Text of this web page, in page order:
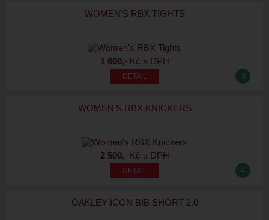
WOMEN'S RBX TIGHTS
1 600,- Kč s DPH
3
WOMEN'S RBX KNICKERS
2 500,- Kč s DPH
4
OAKLEY ICON BIB SHORT 2.0